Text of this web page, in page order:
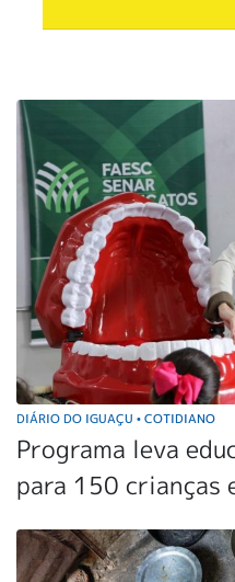
DIÁRIO DO IGUAÇU • COTIDIANO
Programa leva
para 150 crianças